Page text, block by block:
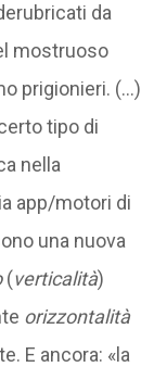
da
mostruoso
prigionieri. (…)
tipo di
nella
app/motori di
una nuova
(verticalità)
orizzontalità
E ancora: «la